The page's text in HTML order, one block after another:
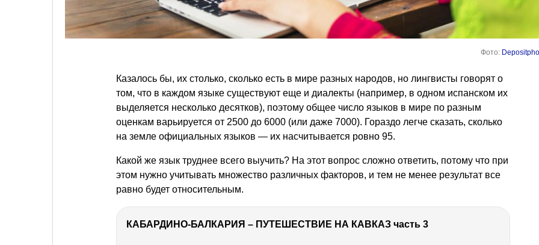
Фото:
Казалось бы, их столько, сколько есть в мире разных народов, но лингвисты говорят о
том, что в каждом языке существуют еще и диалекты (например, в одном испанском их
выделяется несколько десятков), поэтому общее число языков в мире по разным
оценкам варьируется от 2500 до 6000 (или даже 7000). Гораздо легче сказать, сколько
на земле официальных языков — их насчитывается ровно 95.
Какой же язык труднее всего выучить? На этот вопрос сложно ответить, потому что при
этом нужно учитывать множество различных факторов, и тем не менее результат все
равно будет относительным.
КАБАРДИНО-БАЛКАРИЯ – ПУТЕШЕСТВИЕ НА КАВКАЗ часть 3